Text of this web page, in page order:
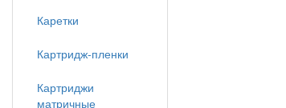
Каретки
Картридж-пленки
Картриджи
матричные